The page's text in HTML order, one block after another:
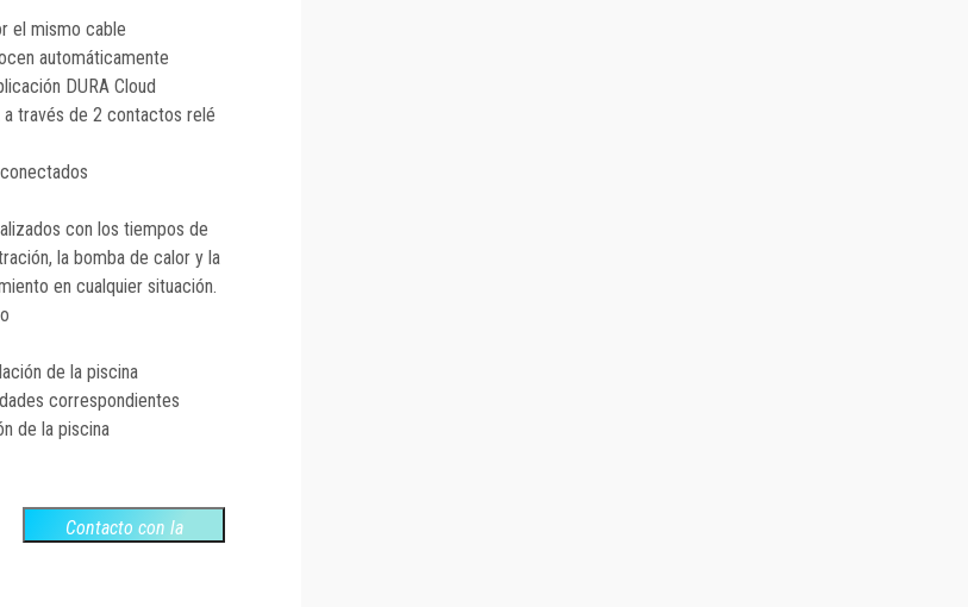
el mismo cable
automáticamente
DURA Cloud
través de 2 contactos relé
con los tiempos de
la bomba de calor y la
en cualquier situación.
de la piscina
correspondientes
de la piscina
Contacto con la